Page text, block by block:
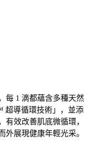
每 1 滴都蘊含多種天然
超導循環技術」，並添
有效改善肌底微循環，
外展現健康年輕光采。